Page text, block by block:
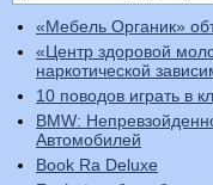
«Мебель Органик»
«Центр здоровой
наркотической
10 поводов играть в
BMW:
Автомобилей
Book Ra Deluxe